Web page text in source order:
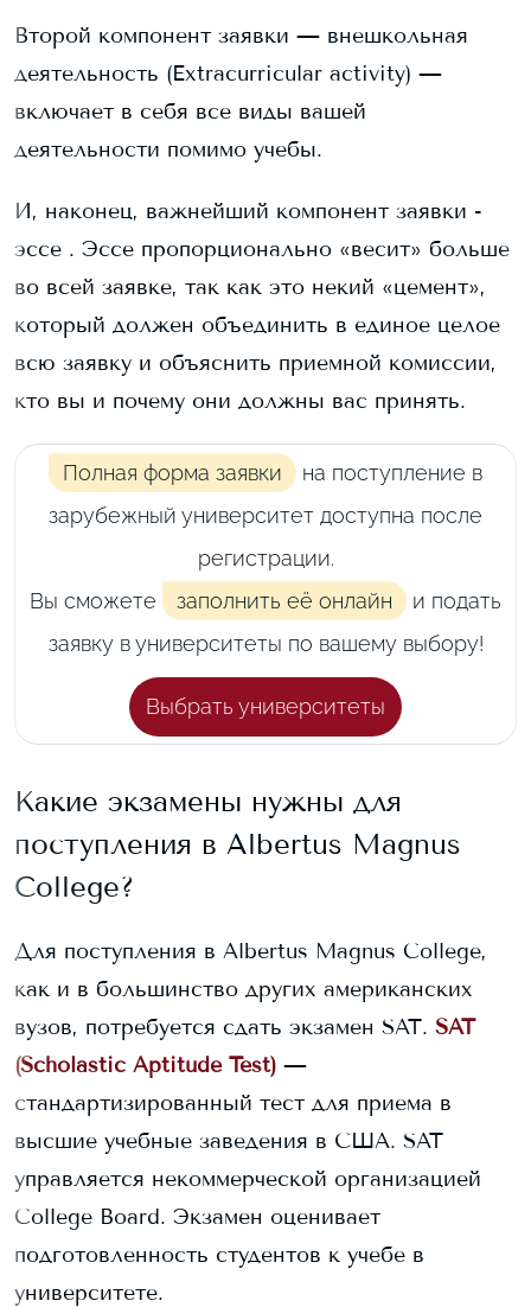
Второй компонент заявки — внешкольная
деятельность (Extracurricular activity) —
включает в себя все виды вашей
деятельности помимо учебы.
И, наконец, важнейший компонент заявки -
эссе . Эссе пропорционально «весит» больше
во всей заявке, так как это некий «цемент»,
который должен объединить в единое целое
всю заявку и объяснить приемной комиссии,
кто вы и почему они должны вас принять.
Полная форма заявки
на поступление в
зарубежный университет доступна после
регистрации.
Вы сможете
заполнить её онлайн
и подать
заявку в университеты по вашему выбору!
Выбрать университеты
Какие экзамены нужны для
поступления в Albertus Magnus
College?
Для поступления в Albertus Magnus College,
как и в большинство других американских
вузов, потребуется сдать экзамен SAT. SAT
(Scholastic Aptitude Test) —
стандартизированный тест для приема в
высшие учебные заведения в США. SAT
управляется некоммерческой организацией
College Board. Экзамен оценивает
подготовленность студентов к учебе в
университете.